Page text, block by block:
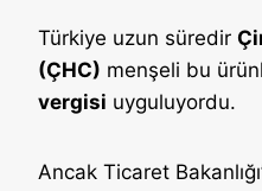
Türkiye uzun süredir
(ÇHC) menşeli bu
vergisi uyguluyordu.
Ancak Ticaret